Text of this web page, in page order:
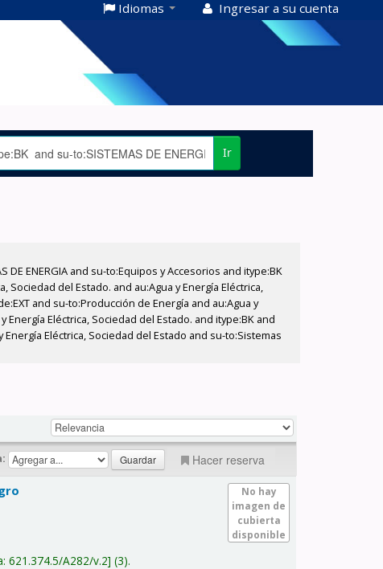
Idiomas Ingresar a su cuenta
Ir
ENERGIA and su-to:Equipos y Accesorios and itype:BK
del Estado. and au:Agua y Energía Eléctrica,
and su-to:Producción de Energía and au:Agua y
Eléctrica, Sociedad del Estado. and itype:BK and
Eléctrica, Sociedad del Estado and su-to:Sistemas
Hacer reserva
No hay
imagen de
cubierta
disponible
621.374.5/A282/v.2 (3).